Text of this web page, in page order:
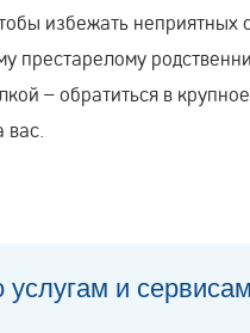
избежать неприятных
престарелому
– обратиться в
услугам и сервисам